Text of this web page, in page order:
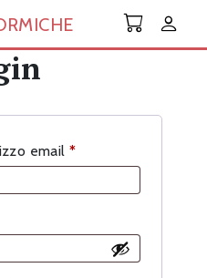
email *Richiesto